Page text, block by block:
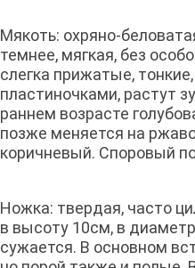
Мякоть: охряно-
темнее, мягкая, без
слегка прижатые,
пластиночками, растут
раннем возрасте
позже меняется на
коричневый. Споровый
Ножка: твердая, часто
в высоту 10см, в
сужается. В основном